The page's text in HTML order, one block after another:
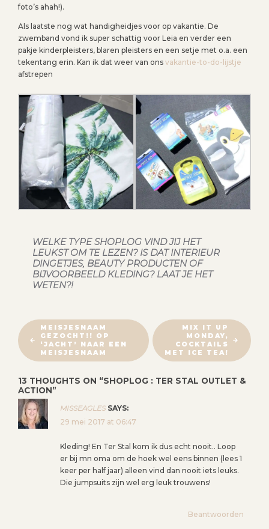
foto’s ahah!).
Als laatste nog wat handigheidjes voor op vakantie. De
zwemband vond ik super schattig voor Leia en verder een
pakje kinderpleisters, blaren pleisters en een setje met o.a. een
tekentang erin. Kan ik dat weer van ons vakantie-to-do-lijstje
afstrepen
WELKE TYPE SHOPLOG VIND JIJ HET
LEUKST OM TE LEZEN? IS DAT INTERIEUR
DINGETJES, BEAUTY PRODUCTEN OF
BIJVOORBEELD KLEDING? LAAT JE HET
WETEN?!
B
E
R
C
H
T
N
MEISJESNAAM
GEZOCHT!! OP
‘JACHT’ NAAR EEN
MEISJESNAAM
MIX IT UP
MONDAY,
COCKTAILS
MET ICE TEA!
13 THOUGHTS ON “SHOPLOG : TER STAL OUTLET &
ACTION”
MISSEAGLES SAYS:
29 mei 2017 at 06:47
Kleding! En Ter Stal kom ik dus echt nooit.. Loop
er bij mn oma om de hoek wel eens binnen (lees 1
keer per half jaar) alleen vind dan nooit iets leuks.
Die jumpsuits zijn wel erg leuk trouwens!
Beantwoorden